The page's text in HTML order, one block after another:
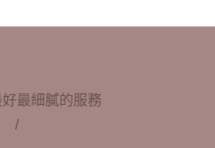
最細膩的服務
/